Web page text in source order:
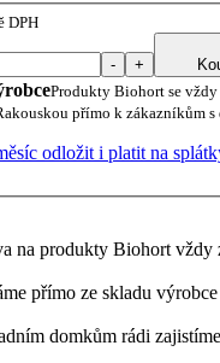
DPH
- +
Produkty Biohort se
přímo k zákazníkům
odložit i platit na
na produkty Biohort vždy
přímo ze skladu
domkům rádi